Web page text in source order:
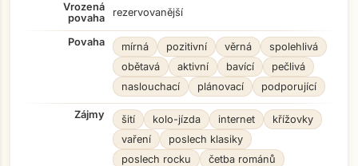
Vrozená
povaha
rezervovanější
Povaha mírná pozitivní věrná
spolehlivá
obětavá
aktivní bavící
pečlivá
naslouchací
plánovací podporující
Zájmy šití kolo-jízda internet
křížovky
vaření
poslech klasiky
poslech rocku
četba románů